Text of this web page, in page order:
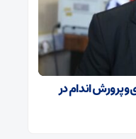
پرورش اندام در